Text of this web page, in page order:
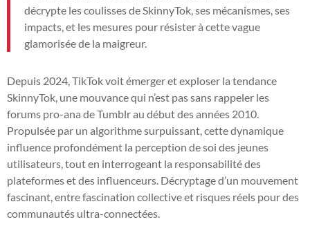
décrypte les coulisses de SkinnyTok, ses mécanismes, ses
impacts, et les mesures pour résister à cette vague
glamorisée de la maigreur.
Depuis 2024, TikTok voit émerger et exploser la tendance
SkinnyTok, une mouvance qui n’est pas sans rappeler les
forums pro-ana de Tumblr au début des années 2010.
Propulsée par un algorithme surpuissant, cette dynamique
influence profondément la perception de soi des jeunes
utilisateurs, tout en interrogeant la responsabilité des
plateformes et des influenceurs. Décryptage d’un mouvement
fascinant, entre fascination collective et risques réels pour des
communautés ultra-connectées.